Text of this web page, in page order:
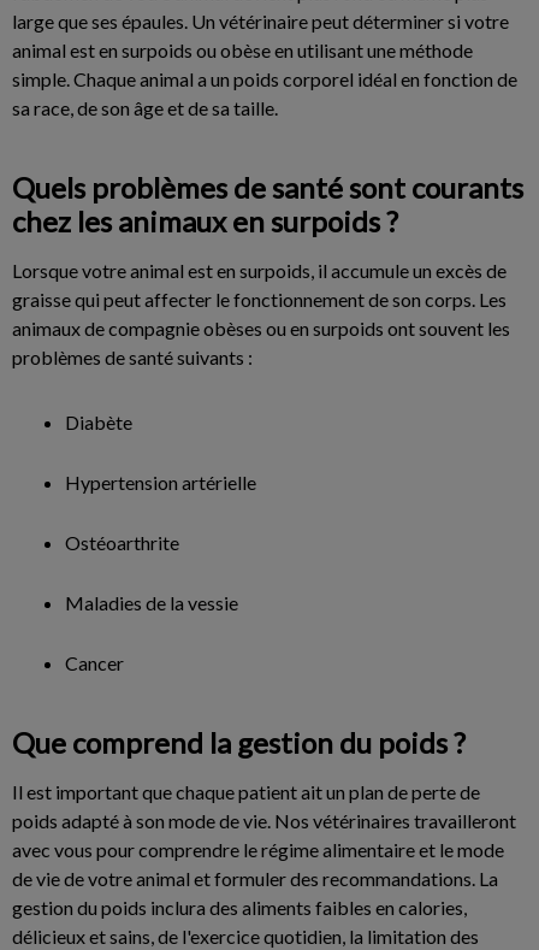
large que ses épaules. Un vétérinaire peut déterminer si votre
animal est en surpoids ou obèse en utilisant une méthode
simple. Chaque animal a un poids corporel idéal en fonction de
sa race, de son âge et de sa taille.
Quels problèmes de santé sont courants
chez les animaux en surpoids ?
Lorsque votre animal est en surpoids, il accumule un excès de
graisse qui peut affecter le fonctionnement de son corps. Les
animaux de compagnie obèses ou en surpoids ont souvent les
problèmes de santé suivants :
Diabète
Hypertension artérielle
Ostéoarthrite
Maladies de la vessie
Cancer
Que comprend la gestion du poids ?
Il est important que chaque patient ait un plan de perte de
poids adapté à son mode de vie. Nos vétérinaires travailleront
avec vous pour comprendre le régime alimentaire et le mode
de vie de votre animal et formuler des recommandations. La
gestion du poids inclura des aliments faibles en calories,
délicieux et sains, de l'exercice quotidien, la limitation des